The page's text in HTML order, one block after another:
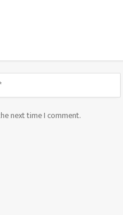
next time I comment.